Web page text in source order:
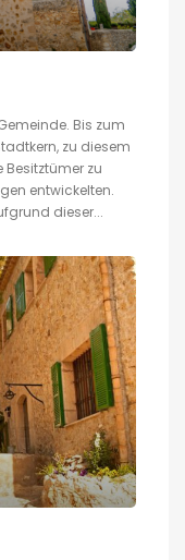
Bis zum
zu diesem
zu
entwickelten.
dieser...